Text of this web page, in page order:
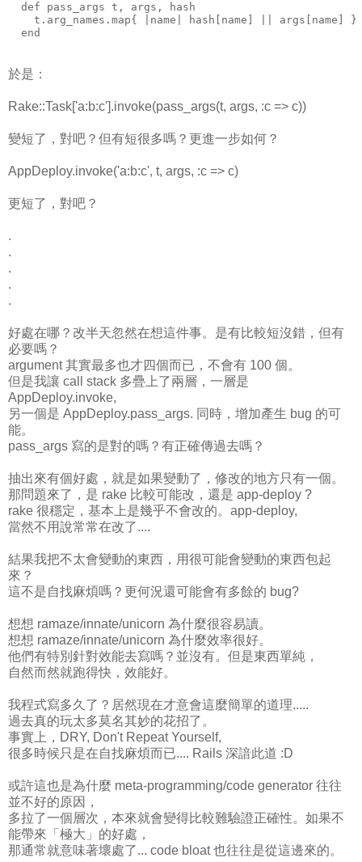
  def pass_args t, args, hash
    t.arg_names.map{ |name| hash[name] || args[name] }
  end
於是：
Rake::Task['a:b:c'].invoke(pass_args(t, args, :c => c))
變短了，對吧？但有短很多嗎？更進一步如何？
AppDeploy.invoke('a:b:c', t, args, :c => c)
更短了，對吧？
.
.
.
.
.
好處在哪？改半天忽然在想這件事。是有比較短沒錯，但有
必要嗎？
argument 其實最多也才四個而已，不會有 100 個。
但是我讓 call stack 多疊上了兩層，一層是
AppDeploy.invoke,
另一個是 AppDeploy.pass_args. 同時，增加產生 bug 的可
能。
pass_args 寫的是對的嗎？有正確傳過去嗎？
抽出來有個好處，就是如果變動了，修改的地方只有一個。
那問題來了，是 rake 比較可能改，還是 app-deploy ?
rake 很穩定，基本上是幾乎不會改的。app-deploy,
當然不用說常常在改了....
結果我把不太會變動的東西，用很可能會變動的東西包起
來？
這不是自找麻煩嗎？更何況還可能會有多餘的 bug?
想想 ramaze/innate/unicorn 為什麼很容易讀。
想想 ramaze/innate/unicorn 為什麼效率很好。
他們有特別針對效能去寫嗎？並沒有。但是東西單純，
自然而然就跑得快，效能好。
我程式寫多久了？居然現在才意會這麼簡單的道理.....
過去真的玩太多莫名其妙的花招了。
事實上，DRY, Don't Repeat Yourself,
很多時候只是在自找麻煩而已.... Rails 深諳此道 :D
或許這也是為什麼 meta-programming/code generator 往往
並不好的原因，
多拉了一個層次，本來就會變得比較難驗證正確性。如果不
能帶來「極大」的好處，
那通常就意味著壞處了... code bloat 也往往是從這邊來的。